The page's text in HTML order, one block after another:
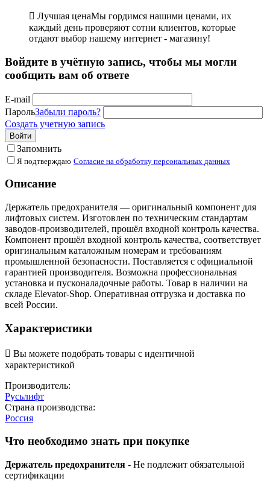
 Лучшая ценаМы гордимся нашими ценами, их
каждый день проверяют сотни клиентов, которые
отдают выбор нашему интернет - магазину!
Войдите в учётную запись, чтобы мы могли
сообщить вам об ответе
E-mail
ПарольЗабыли пароль?
Создать учетную запись
Войти
Запомнить
Я подтверждаю Согласие на обработку персональных данных
Описание
Держатель предохранителя — оригинальный компонент для
лифтовых систем. Изготовлен по техническим стандартам
заводов-производителей, прошёл входной контроль качества.
Компонент прошёл входной контроль качества, соответствует
оригинальным каталожным номерам и требованиям
промышленной безопасности. Поставляется с официальной
гарантией производителя. Возможна профессиональная
установка и пусконаладочные работы. Товар в наличии на
складе Elevator-Shop. Оперативная отгрузка и доставка по
всей России.
Характеристики
 Вы можете подобрать товары с идентичной
характеристикой
Производитель:
Русьлифт
Страна производства:
Россия
Что необходимо знать при покупке
Держатель предохранителя - Не подлежит обязательной
сертификации